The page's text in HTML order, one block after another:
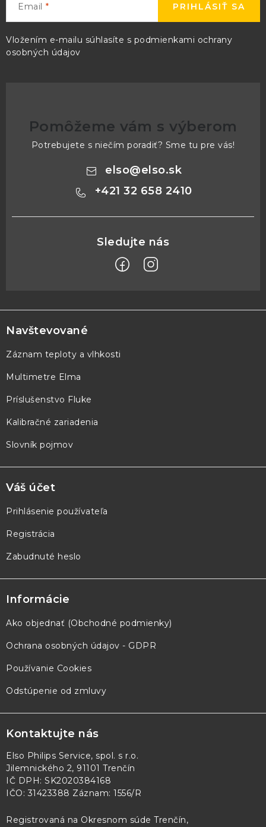
Email
Vložením e-mailu súhlasíte s podmienkami ochrany
osobných údajov
PRIHLÁSIŤ SA
Pomôžeme vám s výberom
Potrebujete s niečím poradiť? Sme tu pre vás!
elso@elso.sk
+421 32 658 2410
á
p
ä
e
Navštevované
Záznam teploty a vlhkosti
Multimetre Elma
Príslušenstvo Fluke
Kalibračné zariadenia
Slovník pojmov
Váš účet
Prihlásenie používateľa
Registrácia
Zabudnuté heslo
Informácie
Ako objednať (Obchodné podmienky)
Ochrana osobných údajov - GDPR
Používanie Cookies
Odstúpenie od zmluvy
Kontaktujte nás
Elso Philips Service, spol. s r.o.
Jilemnického 2, 91101 Trenčín
IČ DPH: SK2020384168
IČO: 31423388 Záznam: 1556/R
Registrovaná na Okresnom súde Trenčín,